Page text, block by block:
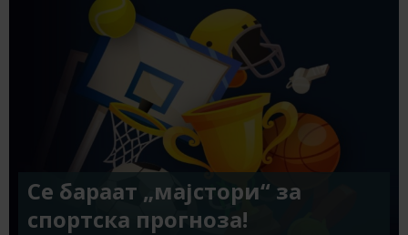
Се бараат „мајстори“ за
спортска прогноза!